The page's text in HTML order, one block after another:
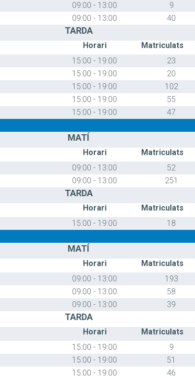
09:00 - 13:00 9
09:00 - 13:00 40
TARDA
Horari Matriculats
15:00 - 19:00 23
15:00 - 19:00 20
15:00 - 19:00 102
15:00 - 19:00 55
15:00 - 19:00 47
MATÍ
Horari Matriculats
09:00 - 13:00 52
09:00 - 13:00 251
TARDA
Horari Matriculats
15:00 - 19:00 18
MATÍ
Horari Matriculats
09:00 - 13:00 193
09:00 - 13:00 58
09:00 - 13:00 39
TARDA
Horari Matriculats
15:00 - 19:00 9
15:00 - 19:00 51
15:00 - 19:00 46